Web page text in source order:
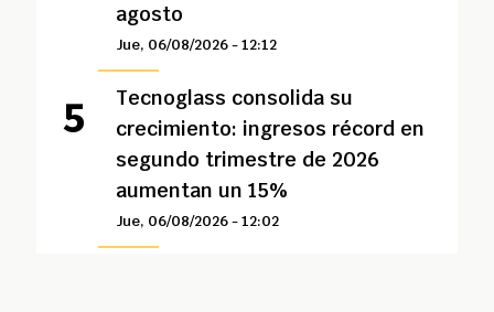
agosto
Jue, 06/08/2026 - 12:12
Tecnoglass consolida su
crecimiento: ingresos récord en
segundo trimestre de 2026
aumentan un 15%
Jue, 06/08/2026 - 12:02